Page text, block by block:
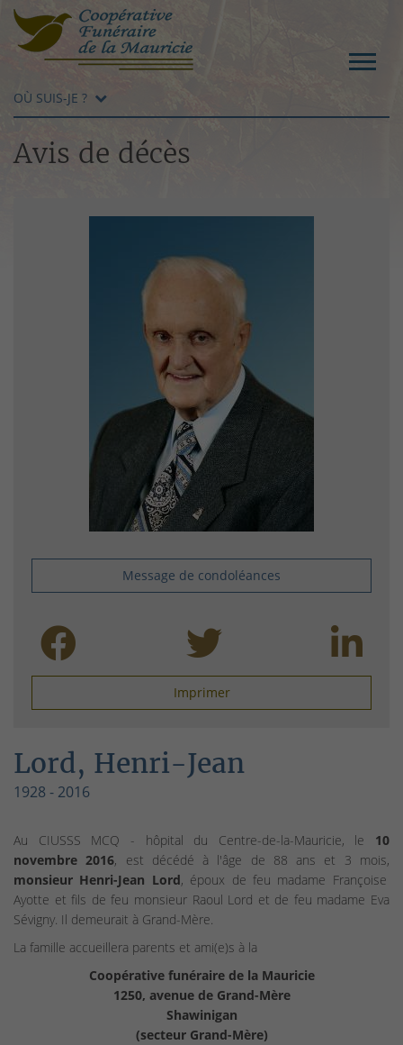
OÙ SUIS-JE ?
Avis de décès
Message de condoléances
Imprimer
Lord, Henri-Jean
1928 - 2016
Au CIUSSS MCQ - hôpital du Centre-de-la-Mauricie, le 10
novembre 2016, est décédé à l'âge de 88 ans et 3 mois,
monsieur Henri-Jean Lord, époux de feu madame Françoise
Ayotte et fils de feu monsieur Raoul Lord et de feu madame Eva
Sévigny. Il demeurait à Grand-Mère.
La famille accueillera parents et ami(e)s à la
Coopérative funéraire de la Mauricie
1250, avenue de Grand-Mère
Shawinigan
(secteur Grand-Mère)